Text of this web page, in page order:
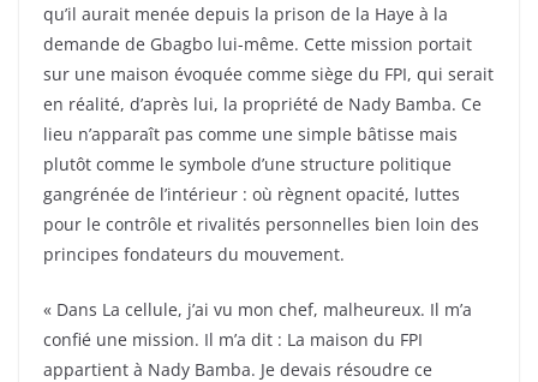
qu’il aurait menée depuis la prison de la Haye à la
demande de Gbagbo lui-même. Cette mission portait
sur une maison évoquée comme siège du FPI, qui serait
en réalité, d’après lui, la propriété de Nady Bamba. Ce
lieu n’apparaît pas comme une simple bâtisse mais
plutôt comme le symbole d’une structure politique
gangrénée de l’intérieur : où règnent opacité, luttes
pour le contrôle et rivalités personnelles bien loin des
principes fondateurs du mouvement.
« Dans La cellule, j’ai vu mon chef, malheureux. Il m’a
confié une mission. Il m’a dit : La maison du FPI
appartient à Nady Bamba. Je devais résoudre ce